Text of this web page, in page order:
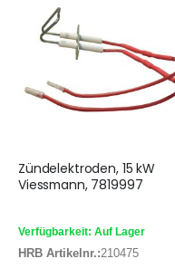
Zündelektroden, 15 kW
Viessmann, 7819997
Verfügbarkeit: Auf Lager
HRB Artikelnr.:210475